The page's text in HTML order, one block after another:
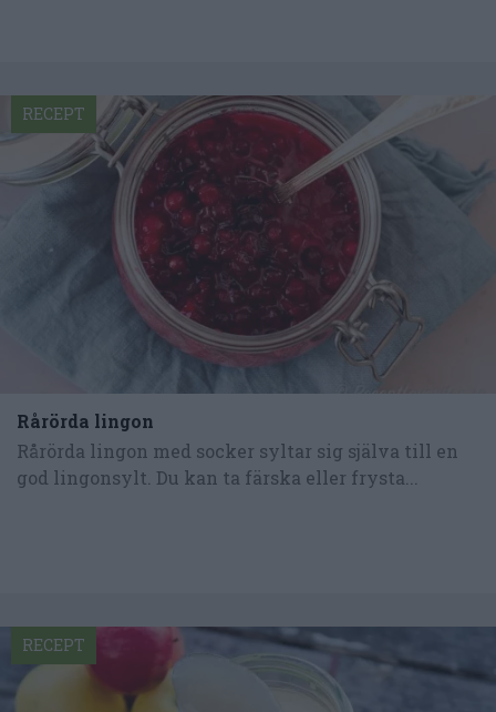
Rårörda lingon
Rårörda lingon med socker syltar sig själva till en
god lingonsylt. Du kan ta färska eller frysta...
RECEPT
RECEPT